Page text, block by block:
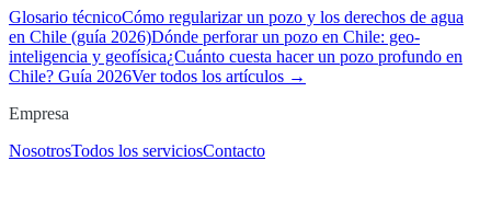
Glosario técnicoCómo regularizar un pozo y los derechos de agua
en Chile (guía 2026)Dónde perforar un pozo en Chile: geo-
inteligencia y geofísica¿Cuánto cuesta hacer un pozo profundo en
Chile? Guía 2026Ver todos los artículos →
Empresa
NosotrosTodos los serviciosContacto